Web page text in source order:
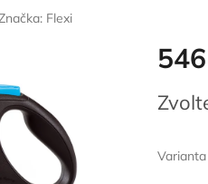
Flexi
cena:
Varianta